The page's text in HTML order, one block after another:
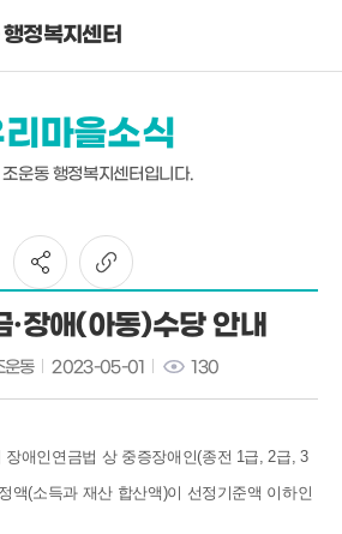
정복지센터
마을소식
운동 행정복지센터입니다.
·장애(아동)수당 안내
운동 2023-05-01 130
장애인연금법 상 중증장애인(종전 1급, 2급, 3
액(소득과 재산 합산액)이 선정기준액 이하인